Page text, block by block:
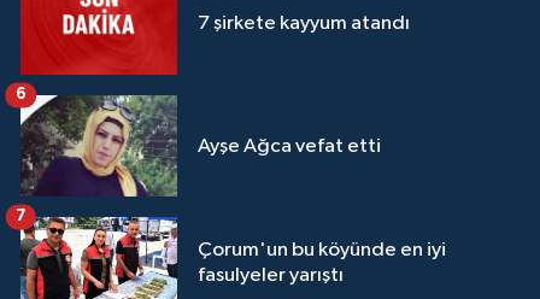
7 şirkete kayyum atandı
Ayşe Ağca vefat etti
6
Çorum'un bu köyünde en iyi
fasulyeler yarıştı
7